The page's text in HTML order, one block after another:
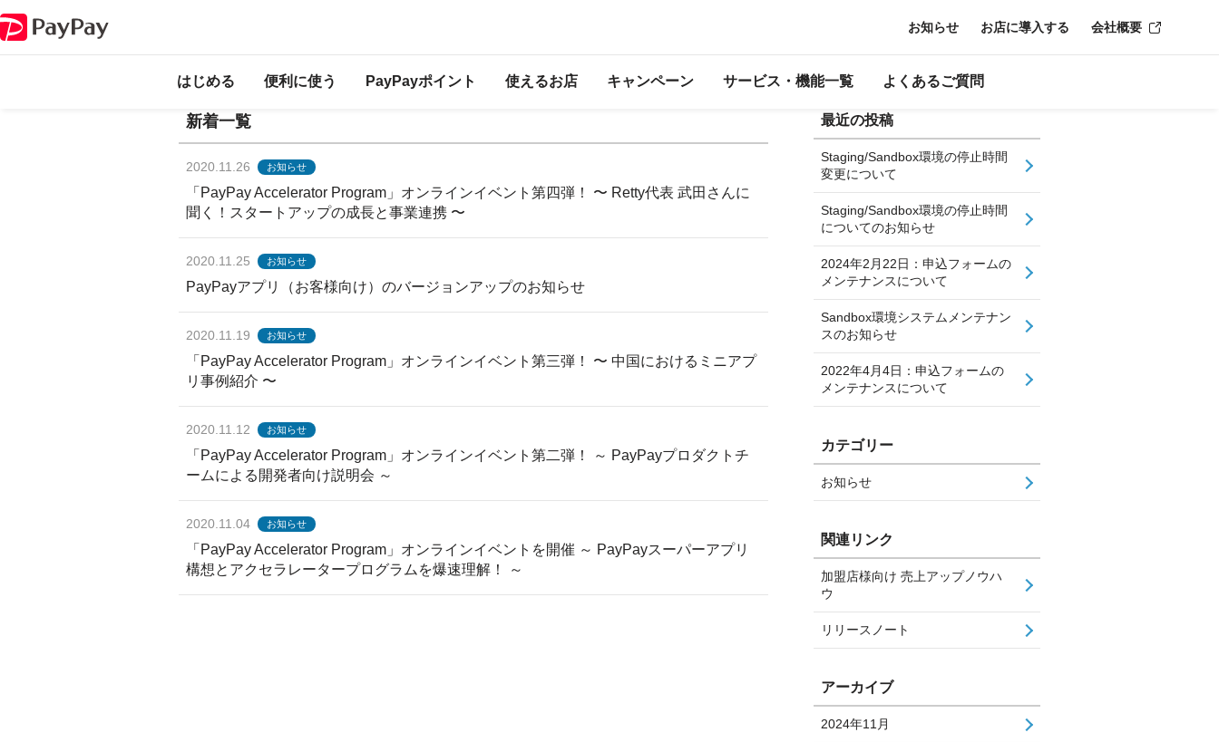
はじめる 便利に使う PayPayポイント 使えるお店 キャンペーン サービス・機能一覧 よくあるご質問
お知らせ お店に導入する 会社概要
開発者様向けお知らせ
新着一覧
2020.11.26 お知らせ
「PayPay Accelerator Program」オンラインイベント第四弾！ 〜 Retty代表 武田さんに
聞く！スタートアップの成長と事業連携 〜
2020.11.25 お知らせ
PayPayアプリ（お客様向け）のバージョンアップのお知らせ
2020.11.19 お知らせ
「PayPay Accelerator Program」オンラインイベント第三弾！ 〜 中国におけるミニアプ
リ事例紹介 〜
2020.11.12 お知らせ
「PayPay Accelerator Program」オンラインイベント第二弾！ ～ PayPayプロダクトチ
ームによる開発者向け説明会 ～
2020.11.04 お知らせ
「PayPay Accelerator Program」オンラインイベントを開催 ～ PayPayスーパーアプリ
構想とアクセラレータープログラムを爆速理解！ ～
最近の投稿
Staging/Sandbox環境の停止時間
変更について
Staging/Sandbox環境の停止時間
についてのお知らせ
2024年2月22日：申込フォームの
メンテナンスについて
Sandbox環境システムメンテナン
スのお知らせ
2022年4月4日：申込フォームの
メンテナンスについて
カテゴリー
お知らせ
関連リンク
加盟店様向け 売上アップノウハ
ウ
リリースノート
アーカイブ
2024年11月